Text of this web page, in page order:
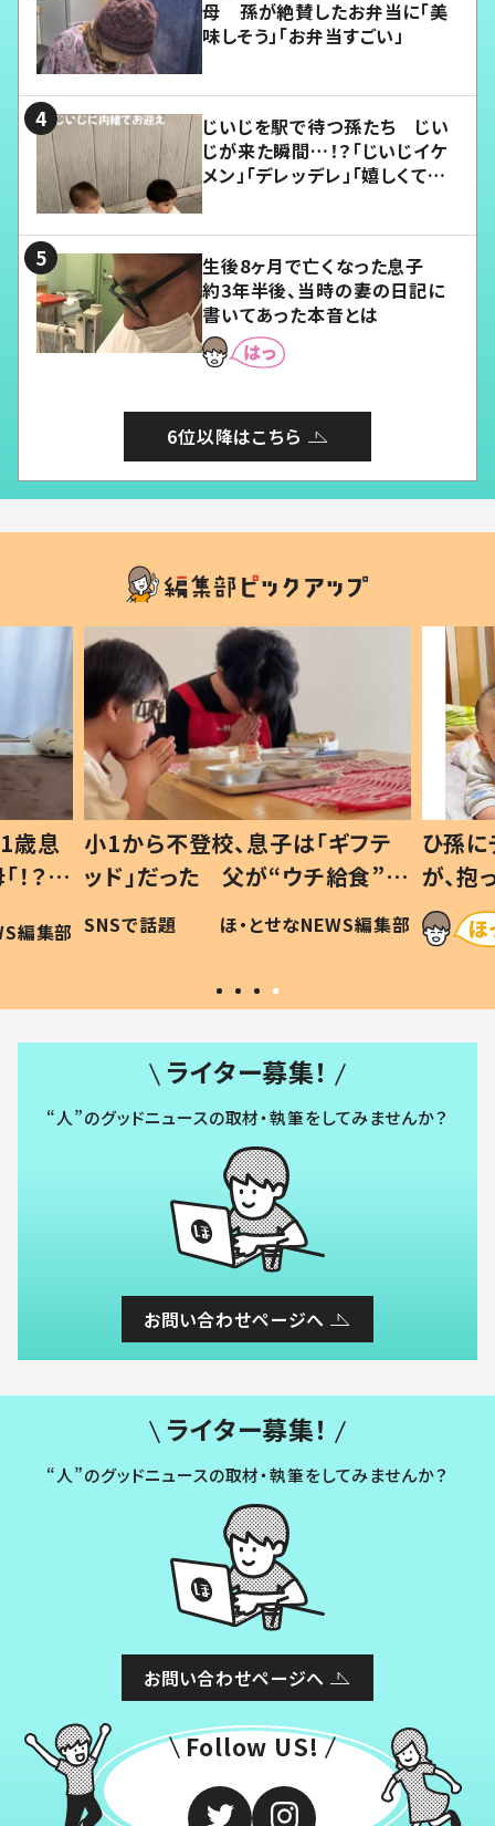
母 孫が絶賛したお弁当に「美
味しそう」「お弁当すごい」
じいじを駅で待つ孫たち じい
じが来た瞬間…！？「じいじイケ
メン」「デレッデレ」「嬉しくて可
生後8ヶ月で亡くなった息子
約3年半後、当時の妻の日記に
書いてあった本音とは
6位以降はこちら
歳息
？」
編集部
小1から不登校、息子は「ギフテ
ッド」だった 父が“ウチ給食”を
作り続ける理由とは #令和の親
#令和の子
SNSで話題 ほ・とせなNEWS編集部
ひ孫
が、
「涙が
い」
ライター募集！
“人”のグッドニュースの取材・執筆をしてみませんか？
お問い合わせページへ
ライター募集！
“人”のグッドニュースの取材・執筆をしてみませんか？
お問い合わせページへ
Follow US!